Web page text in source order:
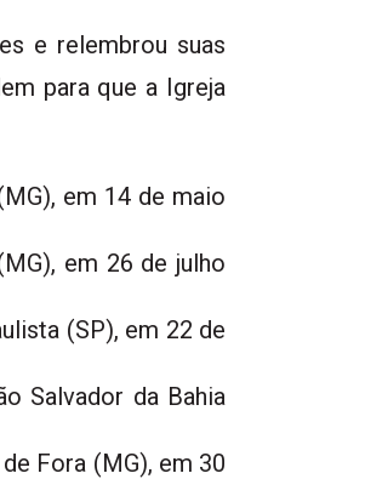
e relembrou suas
para que a Igreja
em 14 de maio
em 26 de julho
(SP), em 22 de
Salvador da Bahia
Fora (MG), em 30